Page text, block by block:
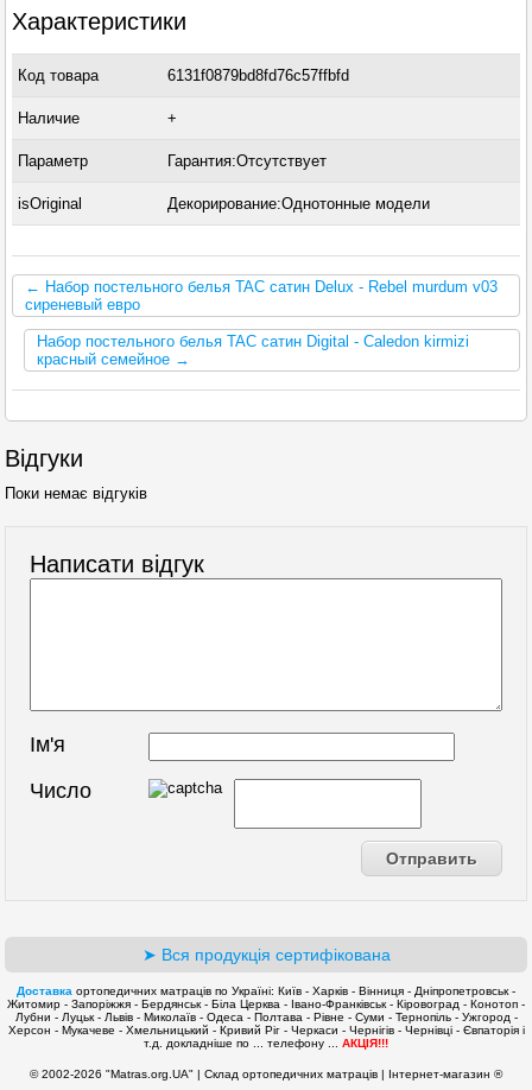
Характеристики
Код товара 6131f0879bd8fd76c57ffbfd
Наличие +
Параметр Гарантия:Отсутствует
isOriginal Декорирование:Однотонные модели
← Набор постельного белья TAC сатин Delux - Rebel murdum v03
сиреневый евро
Набор постельного белья TAC сатин Digital - Caledon kirmizi
красный семейное →
Відгуки
Поки немає відгуків
Написати відгук
Ім'я
Число
➤ Вся продукція сертифікована
Доставка ортопедичних матраців по Україні: Київ - Харків - Вінниця - Дніпропетровськ -
Житомир - Запоріжжя - Бердянськ - Біла Церква - Івано-Франківськ - Кіровоград - Конотоп -
Лубни - Луцьк - Львів - Миколаїв - Одеса - Полтава - Рівне - Суми - Тернопіль - Ужгород -
Херсон - Мукачеве - Хмельницький - Кривий Ріг - Черкаси - Чернігів - Чернівці - Євпаторія і
т.д. докладніше по ... телефону ... АКЦІЯ!!!
© 2002-2026 "Matras.org.UA" | Склад ортопедичних матраців | Інтернет-магазин ®